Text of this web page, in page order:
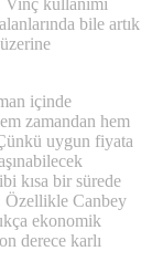
kullanımı
bile artık
içinde
zamandan hem
uygun fiyata
kısa bir sürede
Özellikle Canbey
ekonomik
derece karlı